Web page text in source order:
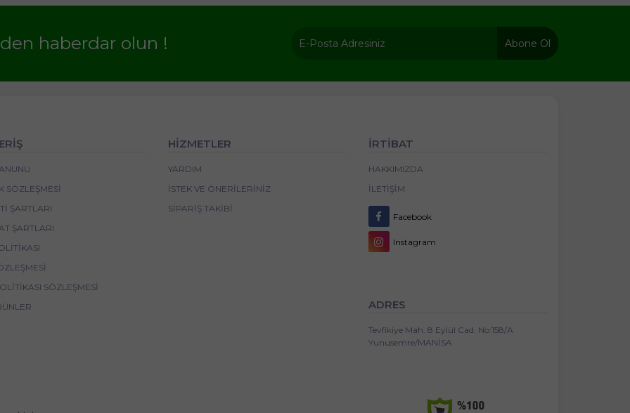
haberdar olun ! Abone Ol
SÖZLEŞMESI
ŞARTLARI
ŞARTLARI
SÖZLEŞMESI
HİZMETLER
YARDIM
İSTEK VE ÖNERILERINIZ
SIPARIŞ TAKIBI
İRTİBAT
HAKKIMIZDA
İLETIŞIM
Facebook
Instagram
ADRES
Tevfikiye Mah. 8 Eylül Cad. No:158/A
Yunusemre/MANİSA